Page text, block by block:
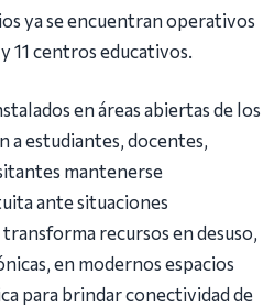
ya se encuentran operativos
11 centros educativos.
en áreas abiertas de los
a estudiantes, docentes,
mantenerse
ante situaciones
recursos en desuso,
en modernos espacios
para brindar conectividad de